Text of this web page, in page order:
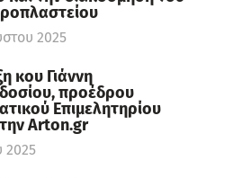
2025
κου Γιάννη
πρoέδρου
Επιμελητηρίου
Arton.gr
2025